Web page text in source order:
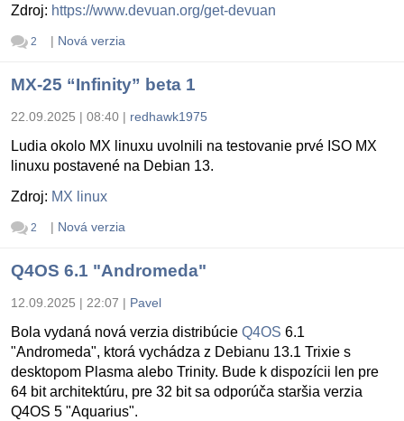
Zdroj: https://www.devuan.org/get-devuan
2 | Nová verzia
MX-25 “Infinity” beta 1
22.09.2025 | 08:40 | redhawk1975
Ludia okolo MX linuxu uvolnili na testovanie prvé ISO MX
linuxu postavené na Debian 13.
Zdroj: MX linux
2 | Nová verzia
Q4OS 6.1 "Andromeda"
12.09.2025 | 22:07 | Pavel
Bola vydaná nová verzia distribúcie Q4OS 6.1
"Andromeda", ktorá vychádza z Debianu 13.1 Trixie s
desktopom Plasma alebo Trinity. Bude k dispozícii len pre
64 bit architektúru, pre 32 bit sa odporúča staršia verzia
Q4OS 5 "Aquarius".